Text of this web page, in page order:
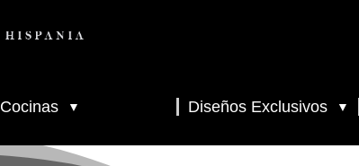
Cocinas ▼ Diseños Exclusivos ▼